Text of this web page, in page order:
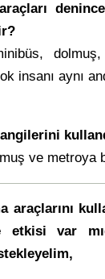
insanı aynı
ve metroya
araçlarını
var